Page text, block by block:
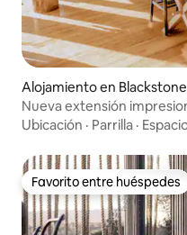
Alojamiento en
Nueva extensión
Ubicación · Parrilla ·
Favorito entre huéspedes
Favorito entre huéspedes